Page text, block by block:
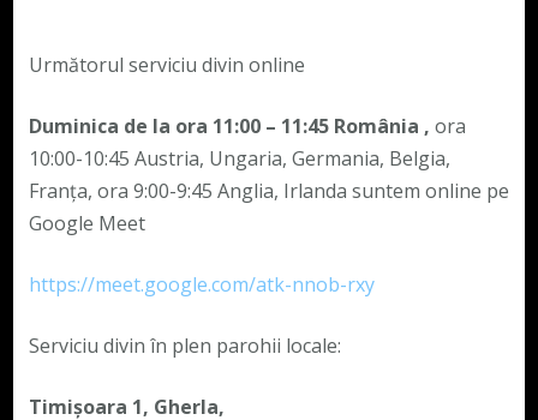
Următorul serviciu divin online
Duminica de la ora 11:00 – 11:45România , ora
10:00-10:45 Austria, Ungaria, Germania, Belgia,
Franța, ora 9:00-9:45 Anglia, Irlanda suntem online pe
Google Meet
https://meet.google.com/atk-nnob-rxy
Serviciu divin în plen parohii locale:
Timișoara 1, Gherla,